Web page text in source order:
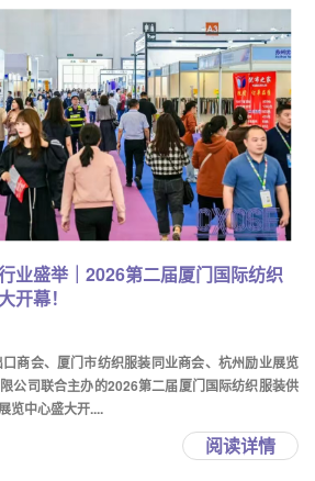
业盛举｜2026第二届厦门国际纺织
开幕！
商会、厦门市纺织服装同业商会、杭州励业展览
公司联合主办的2026第二届厦门国际纺织服装供
览中心盛大开....
阅读详情